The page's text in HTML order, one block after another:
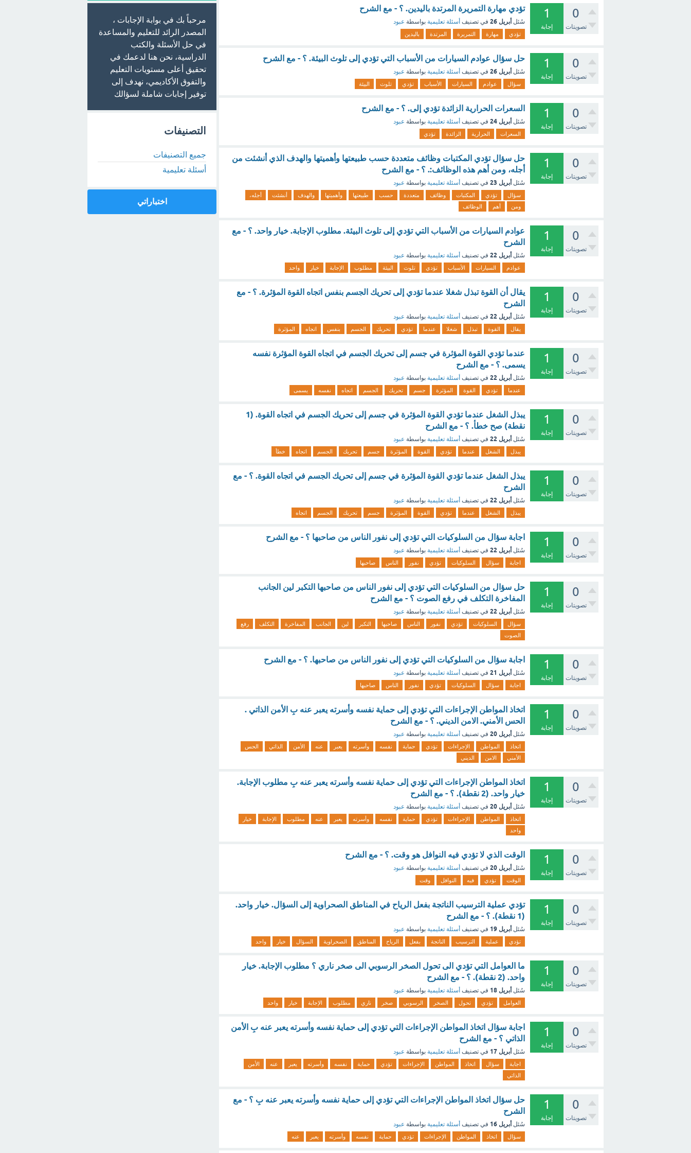
0
تصويتات
1
إجابة
تؤدي مهارة التمريرة المرتدة باليدين. ؟ - مع الشرح
سُئل أبريل 26 في تصنيف أسئلة تعليمية بواسطة عبود
تؤدي مهارة التمريرة المرتدة باليدين
0
تصويتات
1
إجابة
حل سؤال عوادم السيارات من الأسباب التي تؤدي إلى تلوث البيئة. ؟ - مع الشرح
سُئل أبريل 26 في تصنيف أسئلة تعليمية بواسطة عبود
سؤال عوادم السيارات الأسباب تؤدي تلوث البيئة
0
تصويتات
1
إجابة
السعرات الحرارية الزائدة تؤدي إلى. ؟ - مع الشرح
سُئل أبريل 24 في تصنيف أسئلة تعليمية بواسطة عبود
السعرات الحرارية الزائدة تؤدي
0
تصويتات
1
إجابة
حل سؤال تؤدي المكتبات وظائف متعددة حسب طبيعتها وأهميتها والهدف الذي أنشئت من
أجله، ومن أهم هذه الوظائف:. ؟ - مع الشرح
سُئل أبريل 23 في تصنيف أسئلة تعليمية بواسطة عبود
سؤال تؤدي المكتبات وظائف متعددة حسب طبيعتها وأهميتها والهدف أنشئت
أجله،
ومن
أهم الوظائف
0
تصويتات
1
إجابة
عوادم السيارات من الأسباب التي تؤدي إلى تلوث البيئة. مطلوب الإجابة. خيار واحد. ؟ - مع
الشرح
سُئل أبريل 22 في تصنيف أسئلة تعليمية بواسطة عبود
عوادم السيارات الأسباب تؤدي تلوث البيئة مطلوب الإجابة خيار واحد
0
تصويتات
1
إجابة
يقال أن القوة تبذل شغلا عندما تؤدي إلى تحريك الجسم بنفس اتجاه القوة المؤثرة. ؟ - مع
الشرح
سُئل أبريل 22 في تصنيف أسئلة تعليمية بواسطة عبود
يقال القوة تبذل شغلا عندما تؤدي تحريك الجسم بنفس اتجاه المؤثرة
0
تصويتات
1
إجابة
عندما تؤدي القوة المؤثرة في جسم إلى تحريك الجسم في اتجاه القوة المؤثرة نفسه
يسمى. ؟ - مع الشرح
سُئل أبريل 22 في تصنيف أسئلة تعليمية بواسطة عبود
عندما تؤدي القوة المؤثرة جسم تحريك الجسم اتجاه نفسه يسمى
0
تصويتات
1
إجابة
يبذل الشغل عندما تؤدي القوة المؤثرة في جسم إلى تحريك الجسم في اتجاه القوة. (1
نقطة) صح خطأ. ؟ - مع الشرح
سُئل أبريل 22 في تصنيف أسئلة تعليمية بواسطة عبود
يبذل الشغل عندما تؤدي القوة المؤثرة جسم تحريك الجسم اتجاه خطأ
0
تصويتات
1
إجابة
يبذل الشغل عندما تؤدي القوة المؤثرة في جسم إلى تحريك الجسم في اتجاه القوة. ؟ - مع
الشرح
سُئل أبريل 22 في تصنيف أسئلة تعليمية بواسطة عبود
يبذل الشغل عندما تؤدي القوة المؤثرة جسم تحريك الجسم اتجاه
0
تصويتات
1
إجابة
اجابة سؤال من السلوكيات التي تؤدي إلى نفور الناس من صاحبها ؟ - مع الشرح
سُئل أبريل 22 في تصنيف أسئلة تعليمية بواسطة عبود
اجابة سؤال السلوكيات تؤدي نفور الناس صاحبها
0
تصويتات
1
إجابة
حل سؤال من السلوكيات التي تؤدي إلى نفور الناس من صاحبها التكبر لين الجانب
المفاخرة التكلف في رفع الصوت ؟ - مع الشرح
سُئل أبريل 22 في تصنيف أسئلة تعليمية بواسطة عبود
سؤال السلوكيات تؤدي نفور الناس صاحبها التكبر لين الجانب المفاخرة التكلف
رفع
الصوت
0
تصويتات
1
إجابة
اجابة سؤال من السلوكيات التي تؤدي إلى نفور الناس من صاحبها. ؟ - مع الشرح
سُئل أبريل 21 في تصنيف أسئلة تعليمية بواسطة عبود
اجابة سؤال السلوكيات تؤدي نفور الناس صاحبها
0
تصويتات
1
إجابة
اتخاذ المواطن الإجراءات التي تؤدي إلى حماية نفسه وأسرته يعبر عنه بِ الأمن الذاتي .
الحس الأمني. الامن الديني. ؟ - مع الشرح
سُئل أبريل 20 في تصنيف أسئلة تعليمية بواسطة عبود
اتخاذ المواطن الإجراءات تؤدي حماية نفسه وأسرته يعبر عنه الأمن الذاتي
الحس
الأمني
الامن الديني
0
تصويتات
1
إجابة
اتخاذ المواطن الإجراءات التي تؤدي إلى حماية نفسه وأسرته يعبر عنه بِ مطلوب الإجابة.
خيار واحد. (2 نقطة). ؟ - مع الشرح
سُئل أبريل 20 في تصنيف أسئلة تعليمية بواسطة عبود
اتخاذ المواطن الإجراءات تؤدي حماية نفسه وأسرته يعبر عنه مطلوب الإجابة
خيار
واحد
0
تصويتات
1
إجابة
الوقت الذي لا تؤدي فيه النوافل هو وقت. ؟ - مع الشرح
سُئل أبريل 20 في تصنيف أسئلة تعليمية بواسطة عبود
الوقت تؤدي فيه النوافل وقت
0
تصويتات
1
إجابة
تؤدي عملية الترسيب الناتجة بفعل الرياح في المناطق الصحراوية إلى السؤال. خيار واحد.
(1 نقطة). ؟ - مع الشرح
سُئل أبريل 19 في تصنيف أسئلة تعليمية بواسطة عبود
تؤدي عملية الترسيب الناتجة بفعل الرياح المناطق الصحراوية السؤال خيار واحد
0
تصويتات
1
إجابة
ما العوامل التي تؤدي الى تحول الصخر الرسوبي الى صخر ناري ؟ مطلوب الإجابة. خيار
واحد. (2 نقطة). ؟ - مع الشرح
سُئل أبريل 18 في تصنيف أسئلة تعليمية بواسطة عبود
العوامل تؤدي تحول الصخر الرسوبي صخر ناري مطلوب الإجابة خيار واحد
0
تصويتات
1
إجابة
اجابة سؤال اتخاذ المواطن الإجراءات التي تؤدي إلى حماية نفسه وأسرته يعبر عنه بِ الأمن
الذاتي ؟ - مع الشرح
سُئل أبريل 17 في تصنيف أسئلة تعليمية بواسطة عبود
اجابة سؤال اتخاذ المواطن الإجراءات تؤدي حماية نفسه وأسرته يعبر عنه
الأمن
الذاتي
0
تصويتات
1
إجابة
حل سؤال اتخاذ المواطن الإجراءات التي تؤدي إلى حماية نفسه وأسرته يعبر عنه بِ ؟ - مع
الشرح
سُئل أبريل 16 في تصنيف أسئلة تعليمية بواسطة عبود
سؤال اتخاذ المواطن الإجراءات تؤدي حماية نفسه وأسرته يعبر عنه
مرحباً بك في بوابة الإجابات ،
المصدر الرائد للتعليم والمساعدة
في حل الأسئلة والكتب
الدراسية، نحن هنا لدعمك في
تحقيق أعلى مستويات التعليم
والتفوق الأكاديمي، نهدف إلى
توفير إجابات شاملة لسؤالك
التصنيفات
جميع التصنيفات
أسئلة تعليمية
اختباراتي